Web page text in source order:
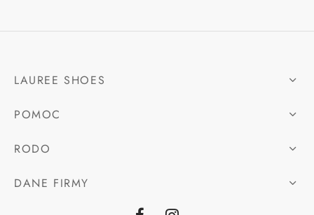
LAUREE SHOES
POMOC
RODO
DANE FIRMY